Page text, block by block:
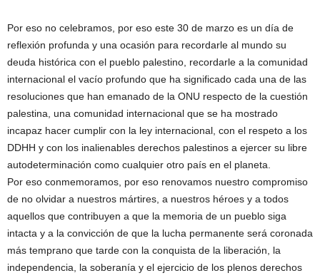
Por eso no celebramos, por eso este 30 de marzo es un día de
reflexión profunda y una ocasión para recordarle al mundo su
deuda histórica con el pueblo palestino, recordarle a la comunidad
internacional el vacío profundo que ha significado cada una de las
resoluciones que han emanado de la ONU respecto de la cuestión
palestina, una comunidad internacional que se ha mostrado
incapaz hacer cumplir con la ley internacional, con el respeto a los
DDHH y con los inalienables derechos palestinos a ejercer su libre
autodeterminación como cualquier otro país en el planeta.
Por eso conmemoramos, por eso renovamos nuestro compromiso
de no olvidar a nuestros mártires, a nuestros héroes y a todos
aquellos que contribuyen a que la memoria de un pueblo siga
intacta y a la convicción de que la lucha permanente será coronada
más temprano que tarde con la conquista de la liberación, la
independencia, la soberanía y el ejercicio de los plenos derechos